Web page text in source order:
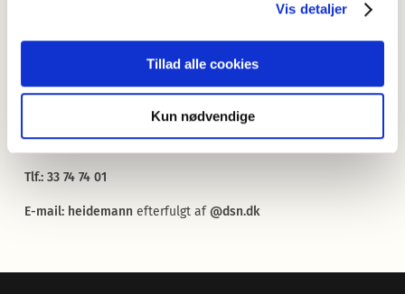
Vis detaljer
Tillad alle cookies
Kun nødvendige
Cand.mag. i dansk og engelsk fra Københavns Universitet
1998.
Tildelt ph.d.-graden på Københavns Universitet i 2003.
Se Margrethe Heidemann Andersens publikationsliste.
Tlf.: 33 74 74 01
E-mail: heidemann efterfulgt af@dsn.dk